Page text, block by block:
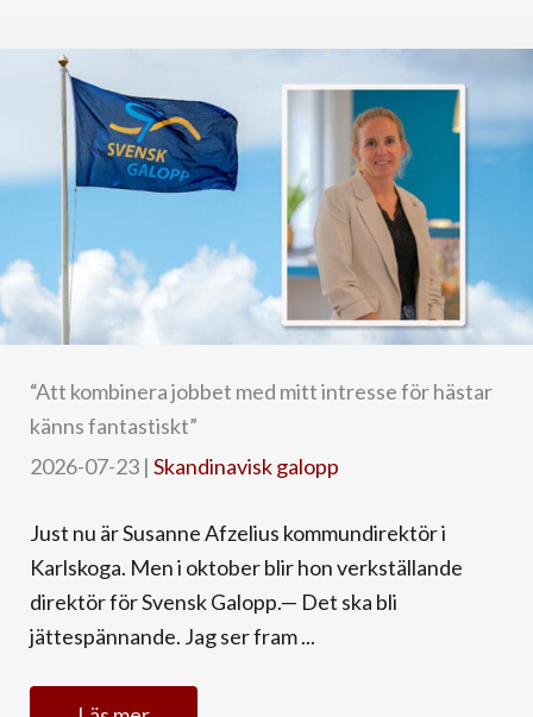
“Att kombinera jobbet med mitt intresse för hästar
känns fantastiskt”
2026-07-23 | Skandinavisk galopp
Just nu är Susanne Afzelius kommundirektör i
Karlskoga. Men i oktober blir hon verkställande
direktör för Svensk Galopp.— Det ska bli
jättespännande. Jag ser fram ...